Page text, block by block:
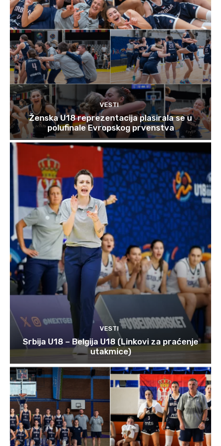
VESTI
Ženska U18 reprezentacija plasirala se u
polufinale Evropskog prvenstva
VESTI
Srbija U18 – Belgija U18 (Linkovi za praćenje
utakmice)